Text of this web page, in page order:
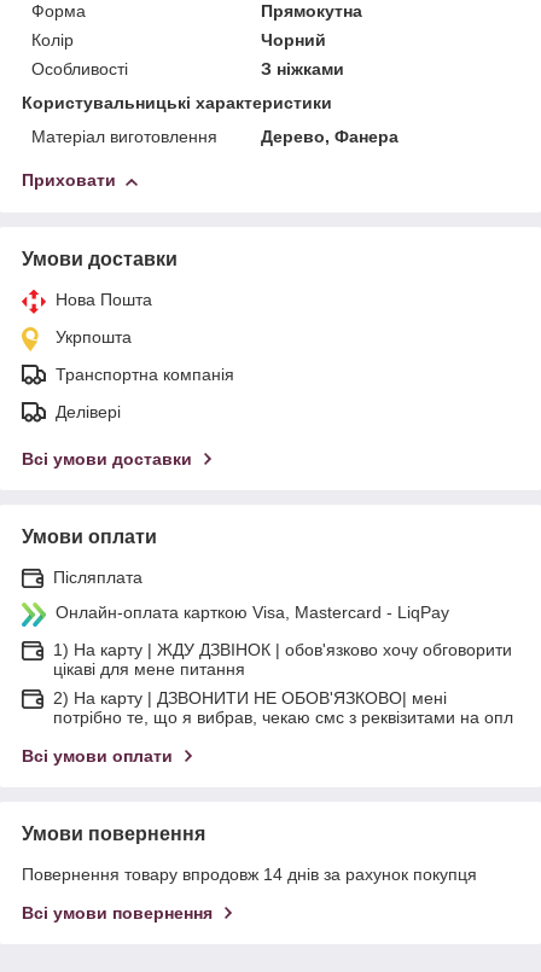
Форма
Прямокутна
Колір
Чорний
Особливості
З ніжками
Користувальницькі характеристики
Матеріал виготовлення
Дерево, Фанера
Приховати
Умови доставки
Нова Пошта
Укрпошта
Транспортна компанія
Делівері
Всі умови доставки
Умови оплати
Післяплата
Онлайн-оплата карткою Visa, Mastercard - LiqPay
1) На карту | ЖДУ ДЗВІНОК | обов'язково хочу обговорити
цікаві для мене питання
2) На карту | ДЗВОНИТИ НЕ ОБОВ'ЯЗКОВО| мені
потрібно те, що я вибрав, чекаю смс з реквізитами на опл
Всі умови оплати
Умови повернення
Повернення товару впродовж 14 днів за рахунок покупця
Всі умови повернення